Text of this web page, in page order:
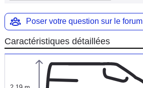
Poser votre question sur le forum
Caractéristiques détaillées